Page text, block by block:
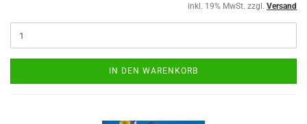
inkl. 19% MwSt. zzgl. Versand
IN DEN WARENKORB